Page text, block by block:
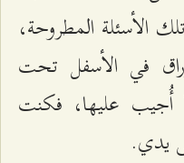
الأسئلة المطروحة،
في الأسفل تحت
أُجيب عليها، فكنت
يدي.